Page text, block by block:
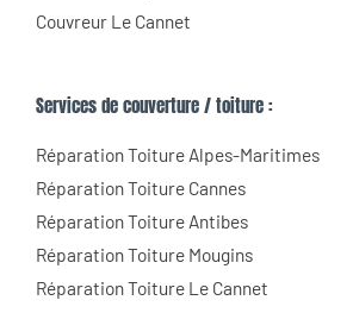
Couvreur Le Cannet
Services de couverture / toiture :
Réparation Toiture Alpes-Maritimes
Réparation Toiture Cannes
Réparation Toiture Antibes
Réparation Toiture Mougins
Réparation Toiture Le Cannet